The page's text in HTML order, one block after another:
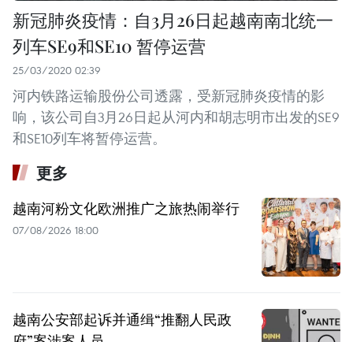
新冠肺炎疫情：自3月26日起越南南北统一
列车SE9和SE10 暂停运营
25/03/2020 02:39
河内铁路运输股份公司透露，受新冠肺炎疫情的影
响，该公司自3月26日起从河内和胡志明市出发的SE9
和SE10列车将暂停运营。
更多
越南河粉文化欧洲推广之旅热闹举行
07/08/2026 18:00
越南公安部起诉并通缉“推翻人民政